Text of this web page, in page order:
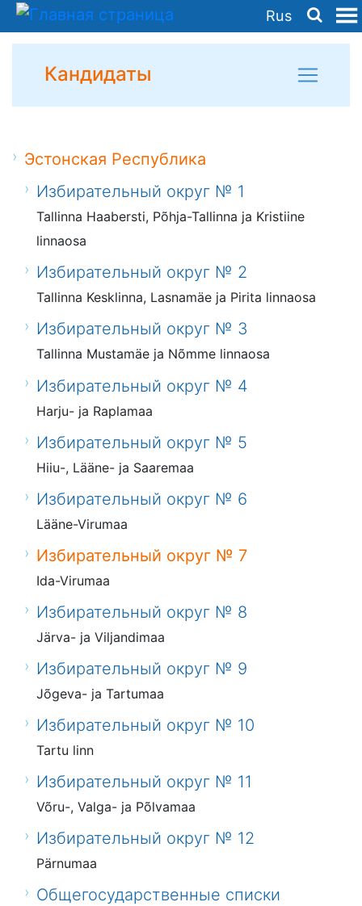
Rus
Кандидаты
Эстонская Республика
Избирательный округ № 1
Tallinna Haabersti, Põhja-Tallinna ja Kristiine
linnaosa
Избирательный округ № 2
Tallinna Kesklinna, Lasnamäe ja Pirita linnaosa
Избирательный округ № 3
Tallinna Mustamäe ja Nõmme linnaosa
Избирательный округ № 4
Harju- ja Raplamaa
Избирательный округ № 5
Hiiu-, Lääne- ja Saaremaa
Избирательный округ № 6
Lääne-Virumaa
Избирательный округ № 7
Ida-Virumaa
Избирательный округ № 8
Järva- ja Viljandimaa
Избирательный округ № 9
Jõgeva- ja Tartumaa
Избирательный округ № 10
Tartu linn
Избирательный округ № 11
Võru-, Valga- ja Põlvamaa
Избирательный округ № 12
Pärnumaa
Общегосударственные списки